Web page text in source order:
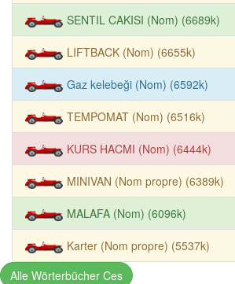
SENTIL CAKISI (Nom) (6689k)
LIFTBACK (Nom) (6655k)
Gaz kelebeği (Nom) (6592k)
TEMPOMAT (Nom) (6516k)
KURS HACMI (Nom) (6444k)
MINIVAN (Nom propre) (6389k)
MALAFA (Nom) (6096k)
Karter (Nom propre) (5537k)
Alle Wörterbücher Ces